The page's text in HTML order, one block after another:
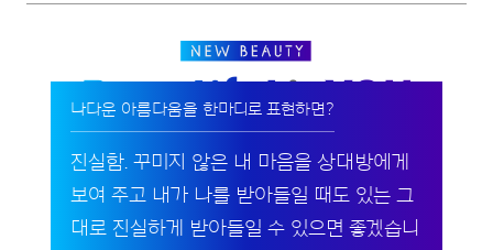
나다운 아름다움을 한마디로 표현하면?
진실함. 꾸미지 않은 내 마음을 상대방에게
보여 주고 내가 나를 받아들일 때도 있는 그
대로 진실하게 받아들일 수 있으면 좋겠습니